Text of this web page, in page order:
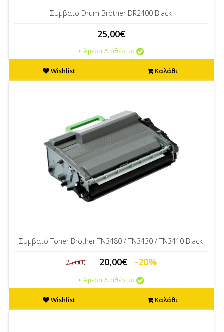
Συμβατό Drum Brother DR2400 Black
25,00€
Άμεσα Διαθέσιμο
Wishlist Καλάθι
Συμβατό Toner Brother TN3480 / TN3430 / TN3410 Black
25,00€ 20,00€ -20%
Άμεσα Διαθέσιμο
Wishlist Καλάθι